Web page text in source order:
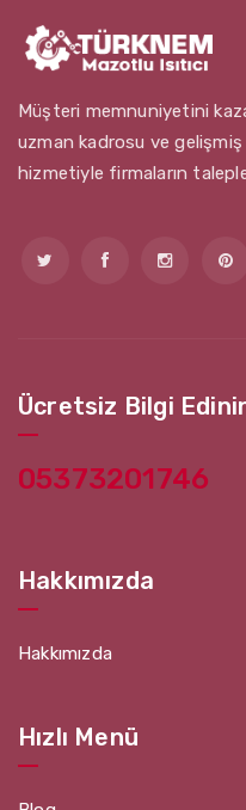
Müşteri memnuniyetini
uzman kadrosu ve gelişmiş
hizmetiyle firmaların
Ücretsiz Bilgi
05373201746
Hakkımızda
Hakkımızda
Hızlı Menü